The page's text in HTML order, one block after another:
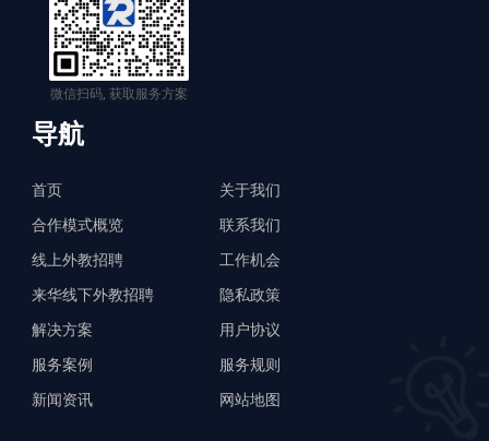
微信扫码, 获取服务方案
导航
首页
合作模式概览
线上外教招聘
来华线下外教招聘
解决方案
服务案例
新闻资讯
关于我们
联系我们
工作机会
隐私政策
用户协议
服务规则
网站地图